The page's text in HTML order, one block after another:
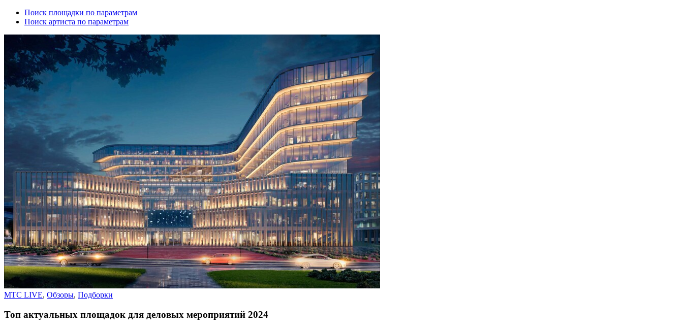
Поиск площадки по параметрам
Поиск артиста по параметрам
MTC LIVE, Обзоры, Подборки
Топ актуальных площадок для деловых мероприятий 2024